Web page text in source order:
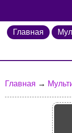
Главная
Главная →